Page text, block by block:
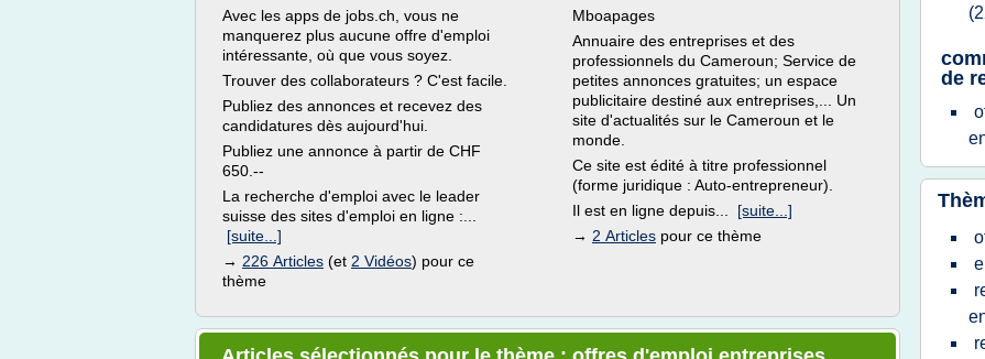
Avec les apps de jobs.ch, vous ne
manquerez plus aucune offre d'emploi
intéressante, où que vous soyez.
Trouver des collaborateurs ? C'est facile.
Publiez des annonces et recevez des
candidatures dès aujourd'hui.
Publiez une annonce à partir de CHF
650.--
La recherche d'emploi avec le leader
suisse des sites d'emploi en ligne :...
[suite...]
→ 226 Articles (et 2 Vidéos) pour ce
thème
Mboapages
Annuaire des entreprises et des
professionnels du Cameroun; Service de
petites annonces gratuites; un espace
publicitaire destiné aux entreprises,... Un
site d'actualités sur le Cameroun et le
monde.
Ce site est édité à titre professionnel
(forme juridique : Auto-entrepreneur).
Il est en ligne depuis... [suite...]
→ 2 Articles pour ce thème
de